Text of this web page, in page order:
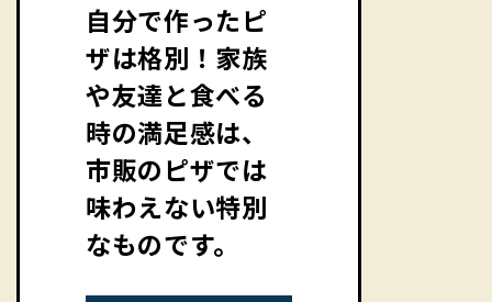
自分で作ったピ
ザは格別！家族
や友達と食べる
時の満足感は、
市販のピザでは
味わえない特別
なものです。